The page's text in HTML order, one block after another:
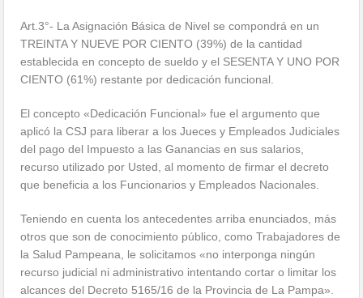
Art.3°- La Asignación Básica de Nivel se compondrá en un
TREINTA Y NUEVE POR CIENTO (39%) de la cantidad
establecida en concepto de sueldo y el SESENTA Y UNO POR
CIENTO (61%) restante por dedicación funcional.
El concepto «Dedicación Funcional» fue el argumento que
aplicó la CSJ para liberar a los Jueces y Empleados Judiciales
del pago del Impuesto a las Ganancias en sus salarios,
recurso utilizado por Usted, al momento de firmar el decreto
que beneficia a los Funcionarios y Empleados Nacionales.
Teniendo en cuenta los antecedentes arriba enunciados, más
otros que son de conocimiento público, como Trabajadores de
la Salud Pampeana, le solicitamos «no interponga ningún
recurso judicial ni administrativo intentando cortar o limitar los
alcances del Decreto 5165/16 de la Provincia de La Pampa».